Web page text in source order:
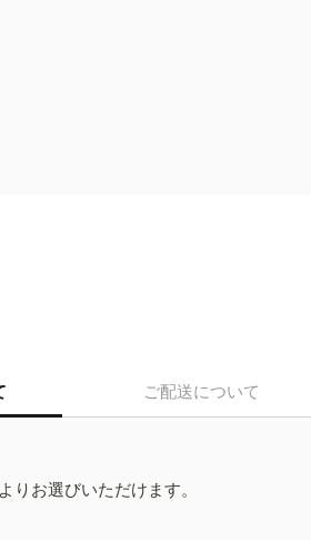
ご配送について
りお選びいただけます。